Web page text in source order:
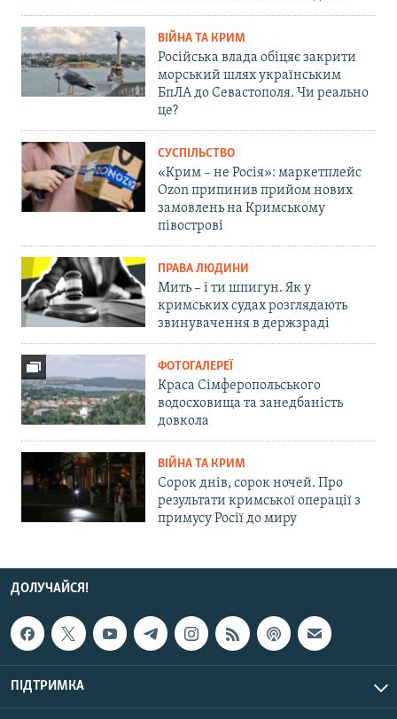
ВІЙНА ТА КРИМ
Російська влада обіцяє закрити
морський шлях українським
БпЛА до Севастополя. Чи реально
це?
СУСПІЛЬСТВО
«Крим – не Росія»: маркетплейс
Ozon припинив прийом нових
замовлень на Кримському
півострові
ПРАВА ЛЮДИНИ
Мить – і ти шпигун. Як у
кримських судах розглядають
звинувачення в держзраді
ФОТОГАЛЕРЕЇ
Краса Сімферопольського
водосховища та занедбаність
довкола
ВІЙНА ТА КРИМ
Сорок днів, сорок ночей. Про
результати кримської операції з
примусу Росії до миру
ДОЛУЧАЙСЯ!
ПІДТРИМКА